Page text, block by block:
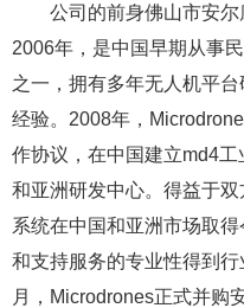
公司的前身佛山市安
2006年，是中国早期从事
之一，拥有多年无人机平
经验。2008年，
作协议，在中国建立md4
和亚洲研发中心。得益于
系统在中国和亚洲市场取
和支持服务的专业性得到
月，Microdrones正式并购